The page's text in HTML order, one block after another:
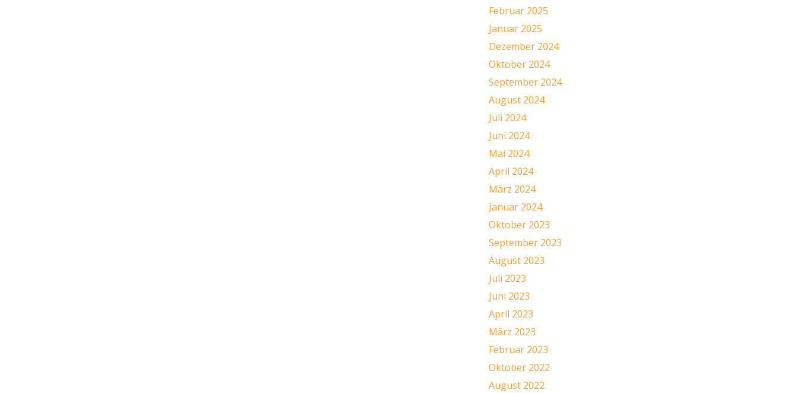
Februar 2025
Januar 2025
Dezember 2024
Oktober 2024
September 2024
August 2024
Juli 2024
Juni 2024
Mai 2024
April 2024
März 2024
Januar 2024
Oktober 2023
September 2023
August 2023
Juli 2023
Juni 2023
April 2023
März 2023
Februar 2023
Oktober 2022
August 2022